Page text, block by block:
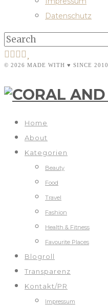
Datenschutz
© 2026 MADE WITH ♥ SINCE 2010
Home
About
Kategorien
Beauty
Food
Travel
Fashion
Health & Fitness
Favourite Places
Blogroll
Transparenz
Kontakt/PR
Impressum